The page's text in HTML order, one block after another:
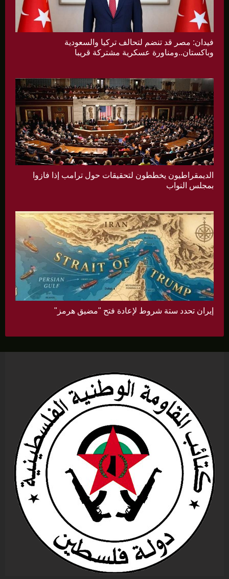
فيدان: مصر قد تنضم لتحالف تركيا والسعودية
وباكستان..ومناورة عسكرية مشتركة قريبا
الديمقراطيون يخططون لتحقيقات حول ترامب إذا فازوا
بمجلس النواب
إيران تحدد ستة شروط لإعادة فتح "مضيق هرمز"